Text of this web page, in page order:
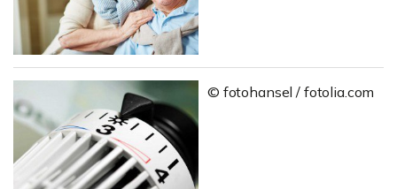
© fotohansel / fotolia.com